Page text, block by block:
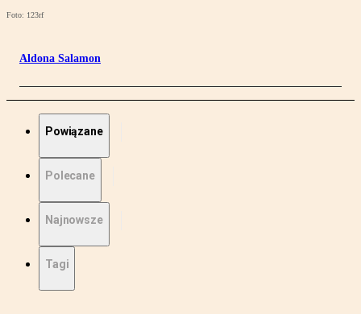
Foto: 123rf
Aldona Salamon
Powiązane
Polecane
Najnowsze
Tagi